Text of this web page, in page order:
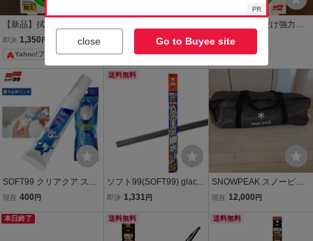
【新品】拭くだけ強力く
もり止めクロス！スポル
ファフォグシールド SOF
T 99
即決 1,350 円
Yahoo!フリマ
もり止めクロス！スポル
ファフォグシールド SOF
Yahoo!フリマ
【新品】拭くだけ強力く
もり止めクロス！スポル
即決 1,350
Yahoo!フリマ
SOFT99 クリアクア スイ
ミングゴーグル用くもり
現在 400 円
送料無料
ソフト99(SOFT99) glaco
(ガラコ) ワイパー替えゴ
撥水輸入車用替えゴム Y
ー14
即決 1,331円
SNOWPEAK スノーピー
ク HDタープ シールド メ
D MEWE L（中古美品）
現在 12,000 円
本日終了 送料無料 送料無料
close Go to Buyee site